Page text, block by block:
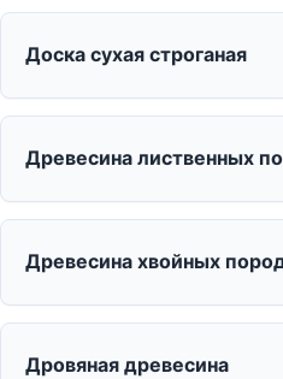
Доска сухая строганая
Древесина лиственных
Древесина хвойных
Дровяная древесина